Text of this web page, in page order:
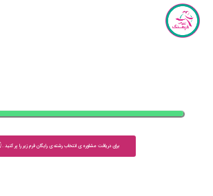
برای دریافت مشاوره ی انتخاب رشته ی رایگان فرم زیر را پر کنید